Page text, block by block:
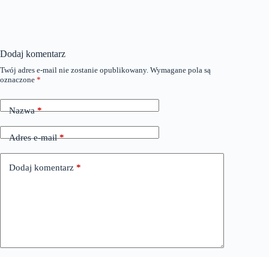
Dodaj komentarz
Twój adres e-mail nie zostanie opublikowany. Wymagane pola są
oznaczone *
Nazwa*
Adres e-mail*
Dodaj komentarz *